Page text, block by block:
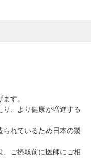
す。
り、より健康が増進する
られているため日本の製
、ご摂取前に医師にご相